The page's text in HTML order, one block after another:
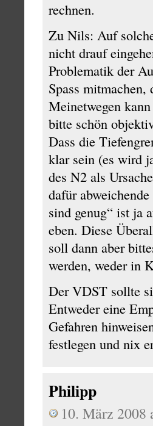
rechnen.
Zu Nils: Auf
nicht drauf
Problematik der
Spass
Meinetwegen
bitte schön
Dass die
klar sein (es wird
des N2 als
dafür
sind genug“ ist ja
eben. Diese
soll dann aber
werden, weder in
Der VDST sollte
Entweder eine
Gefahren
festlegen und nix
Philipp
10. März 2008